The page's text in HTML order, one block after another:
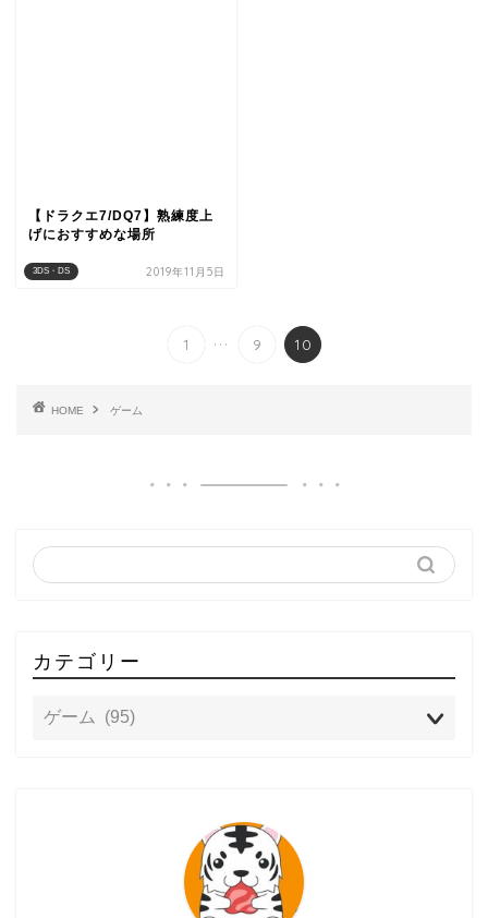
3DS・DS
【ドラクエ7/DQ7】熟練度上
げにおすすめな場所
2019年11月5日
1 ... 9 10
HOME ゲーム
カテゴリー